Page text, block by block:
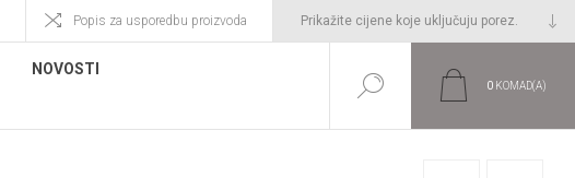
Popis za usporedbu proizvoda
NOVOSTI
0 KOMAD(A)